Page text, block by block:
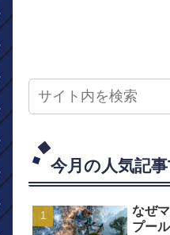
今月の人気記
なぜ
プー